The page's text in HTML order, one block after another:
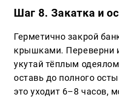
Шаг 8. Закатка и
Герметично закрой
крышками. Переверни
укутай тёплым
оставь до полного
это уходит 6–8 часов,